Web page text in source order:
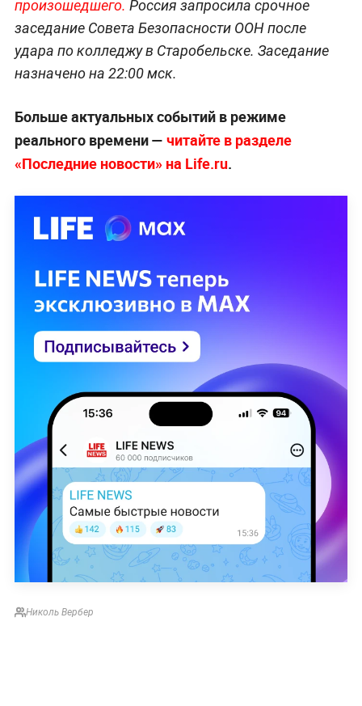
произошедшего. Россия запросила срочное
заседание Совета Безопасности ООН после
удара по колледжу в Старобельске. Заседание
назначено на 22:00 мск.
Больше актуальных событий в режиме
реального времени — читайте в разделе
«Последние новости» на Life.ru.
Николь Вербер